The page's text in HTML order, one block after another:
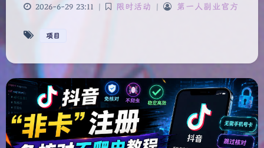
2026-6-29 23:11 | 限时活动 | 第一人副业官方
项目